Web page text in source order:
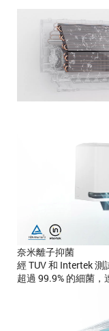
奈米離子抑菌
經 TUV 和 Intertek
超過 99.9% 的細菌，